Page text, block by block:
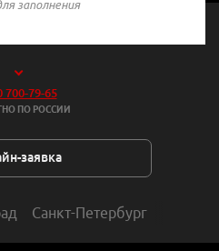
заполнения
700-79-65
ПО РОССИИ
заявка
Санкт-Петербург